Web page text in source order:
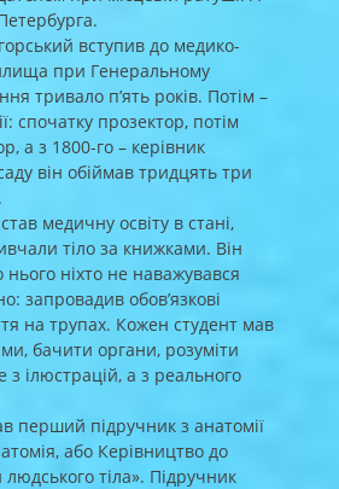
вступив до медико-
при Генеральному
тривало п’ять років. Потім –
спочатку прозектор, потім
а з 1800-го – керівник
він обіймав тридцять три
медичну освіту в стані,
тіло за книжками. Він
ніхто не наважувався
запровадив обовʼязкові
на трупах. Кожен студент мав
бачити органи, розуміти
з ілюстрацій, а з реального
перший підручник з анатомії
або Керівництво до
тіла». Підручник